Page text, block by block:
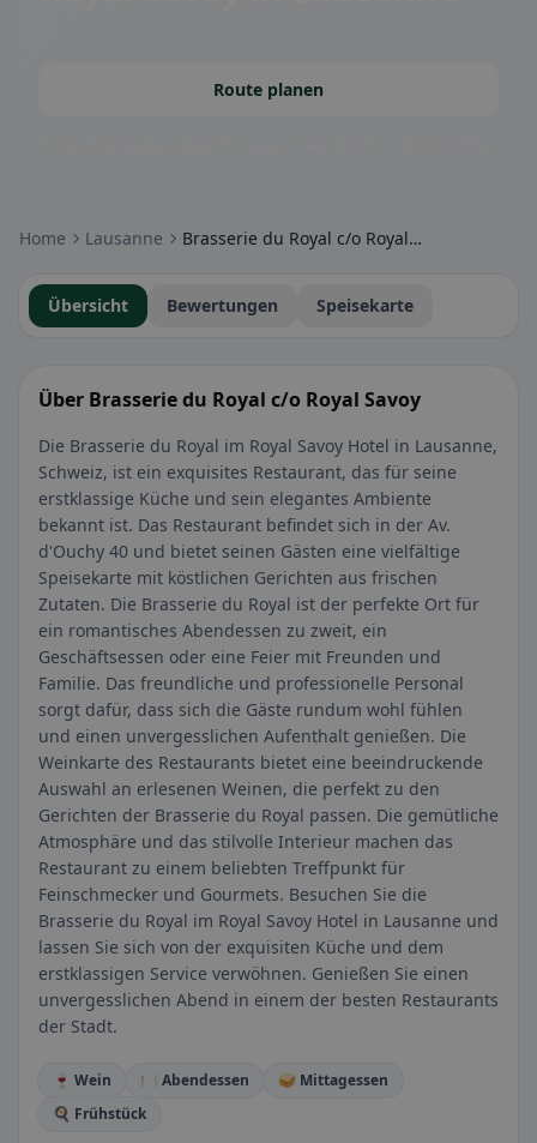
Route planen
Home Lausanne Brasserie du Royal c/o Royal Savoy
Übersicht Bewertungen Speisekarte
Über Brasserie du Royal c/o Royal Savoy
Die Brasserie du Royal im Royal Savoy Hotel in Lausanne,
Schweiz, ist ein exquisites Restaurant, das für seine
erstklassige Küche und sein elegantes Ambiente
bekannt ist. Das Restaurant befindet sich in der Av.
d'Ouchy 40 und bietet seinen Gästen eine vielfältige
Speisekarte mit köstlichen Gerichten aus frischen
Zutaten. Die Brasserie du Royal ist der perfekte Ort für
ein romantisches Abendessen zu zweit, ein
Geschäftsessen oder eine Feier mit Freunden und
Familie. Das freundliche und professionelle Personal
sorgt dafür, dass sich die Gäste rundum wohl fühlen
und einen unvergesslichen Aufenthalt genießen. Die
Weinkarte des Restaurants bietet eine beeindruckende
Auswahl an erlesenen Weinen, die perfekt zu den
Gerichten der Brasserie du Royal passen. Die gemütliche
Atmosphäre und das stilvolle Interieur machen das
Restaurant zu einem beliebten Treffpunkt für
Feinschmecker und Gourmets. Besuchen Sie die
Brasserie du Royal im Royal Savoy Hotel in Lausanne und
lassen Sie sich von der exquisiten Küche und dem
erstklassigen Service verwöhnen. Genießen Sie einen
unvergesslichen Abend in einem der besten Restaurants
der Stadt.
🍷 Wein 🍽️ Abendessen
🥪 Mittagessen
🍳 Frühstück